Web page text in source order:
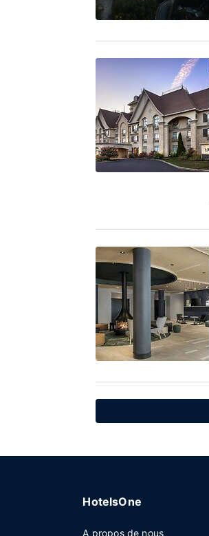
HotelsOne
A propos de nous